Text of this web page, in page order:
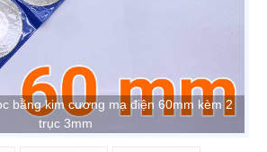
bằng kim cương mạ điện 60mm kèm 2
trục 3mm